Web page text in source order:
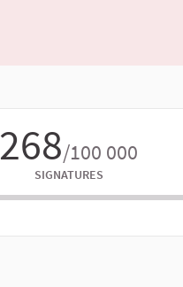
268/100 000
SIGNATURES